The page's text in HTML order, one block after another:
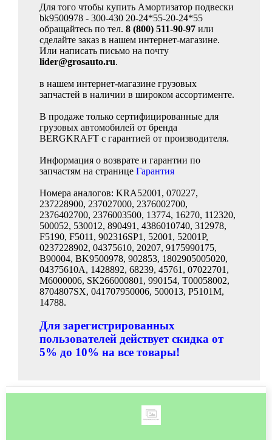
Для того чтобы купить Амортизатор подвески
bk9500978 - 300-430 20-24*55-20-24*55
обращайтесь по тел. 8 (800) 511-90-97 или
сделайте заказ в нашем интернет-магазине.
Или написать письмо на почту
lider@grosauto.ru.
в нашем интернет-магазине грузовых
запчастей в наличии в широком ассортименте.
В продаже только сертифицированные для
грузовых автомобилей от бренда
BERGKRAFT с гарантией от производителя.
Информация о возврате и гарантии по
запчастям на странице Гарантия
Номера аналогов: KRA52001, 070227,
237228900, 237027000, 2376002700,
2376402700, 2376003500, 13774, 16270, 112320,
500052, 530012, 890491, 4386010740, 312978,
F5190, F5011, 902316SP1, 52001, 52001P,
0237228902, 04375610, 20207, 9175990175,
B90004, BK9500978, 902853, 1802905005020,
04375610A, 1428892, 68239, 45761, 07022701,
M6000006, SK266000801, 990154, T00058002,
8704807SX, 041707950006, 500013, P5101M,
14788.
Для зарегистрированных
пользователей действует скидка от
5% до 10% на все товары!